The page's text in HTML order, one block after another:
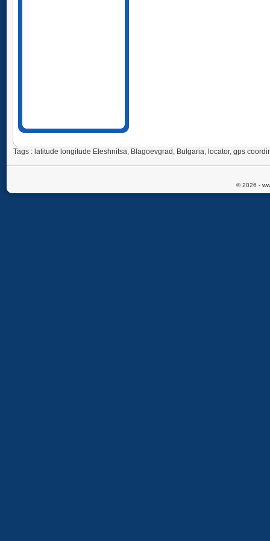
Tags : latitude longitude Eleshnitsa, Blagoevgrad, Bulgaria, locator, gps
© 2026 -